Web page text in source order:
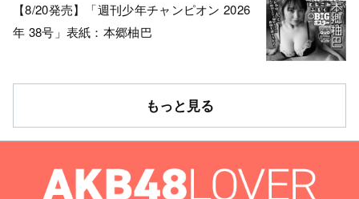
【8/20発売】「週刊少年チャンピオン 2026
年 38号」表紙：本郷柚巴
もっと見る